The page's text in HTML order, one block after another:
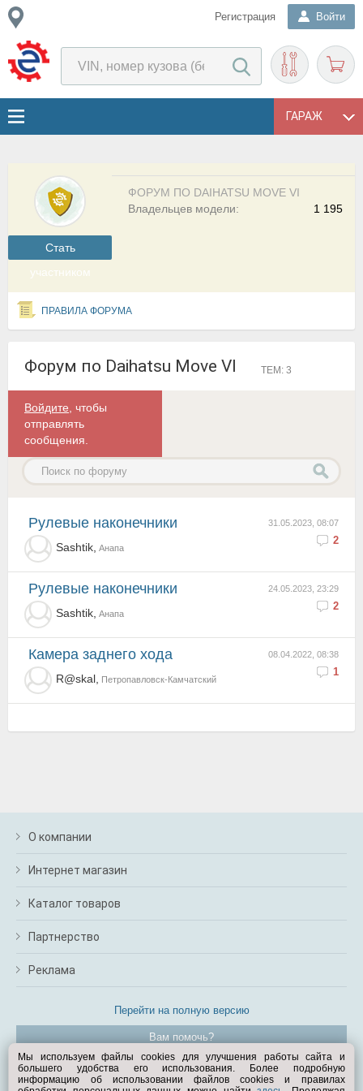
Регистрация Войти
ГАРАЖ
Cтать
участником
ФОРУМ ПО DAIHATSU MOVE VI
1 195
Владельцев модели:
ПРАВИЛА ФОРУМА
Форум по Daihatsu Move VI ТЕМ: 3
Войдите , чтобы
отправлять
сообщения.
31.05.2023, 08:07
2
Рулевые наконечники
Sashtik, Анапа
24.05.2023, 23:29
2
Рулевые наконечники
Sashtik, Анапа
08.04.2022, 08:38
1
Камера заднего хода
R@skal, Петропавловск-Камчатский
О компании
Интернет магазин
Каталог товаров
Партнерство
Реклама
Перейти на полную версию
Вам помочь?
© Exist.ru 1998—2026
Мы используем файлы cookies для улучшения работы сайта и
большего удобства его использования. Более подробную
информацию об использовании файлов cookies и правилах